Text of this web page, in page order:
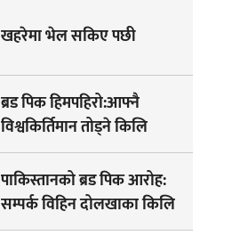
खहरेमा भेल सकिए पछी
ब्रड पिक हिमपहिरो:आफ्नै
विश्वकिर्तिमान तोड्ने किलि
पेम्बाको सपना अधुरै !
पाकिस्तानको ब्रड पिक आरोह‌‌:
सम्पर्क विहिन दोलखाका किलि
पेम्बाको शव भेटियो